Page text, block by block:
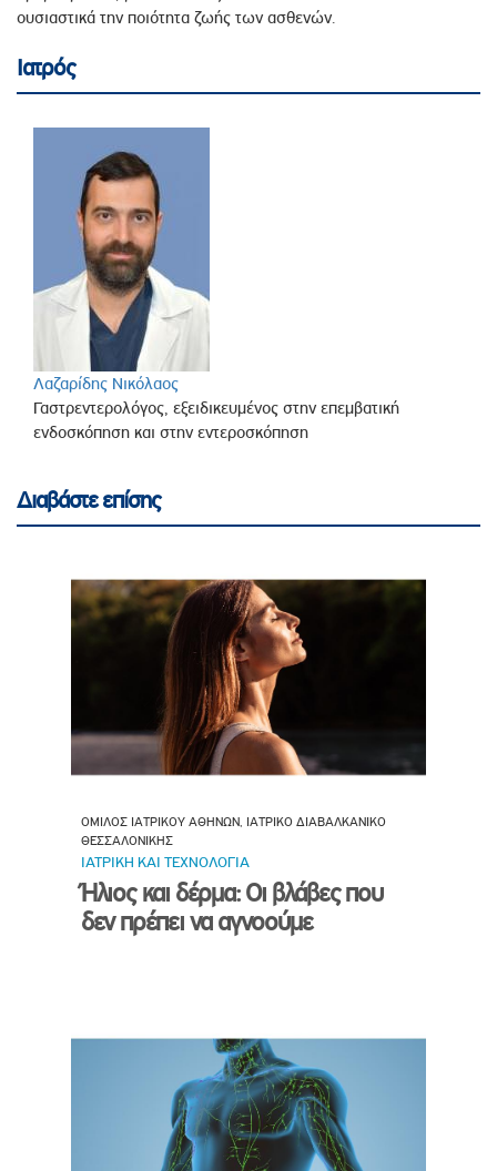
ουσιαστικά την ποιότητα ζωής των ασθενών.
Ιατρός
Λαζαρίδης Νικόλαος
Γαστρεντερολόγος, εξειδικευμένος στην επεμβατική
ενδοσκόπηση και στην εντεροσκόπηση
Διαβάστε επίσης
ΟΜΙΛΟΣ ΙΑΤΡΙΚΟΥ ΑΘΗΝΩΝ, ΙΑΤΡΙΚΟ ΔΙΑΒΑΛΚΑΝΙΚΟ
ΘΕΣΣΑΛΟΝΙΚΗΣ
ΙΑΤΡΙΚΗ ΚΑΙ ΤΕΧΝΟΛΟΓΙΑ
Ήλιος και δέρμα: Οι βλάβες που
δεν πρέπει να αγνοούμε